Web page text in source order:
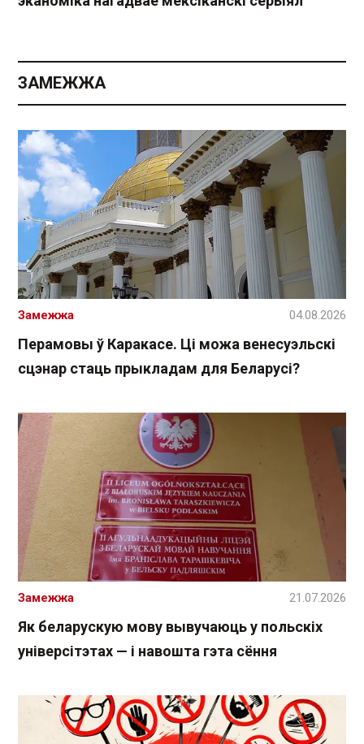
ЗАМЕЖЖА
Перамовы ў Каракасе. Ці можа венесуэльскі
сцэнар стаць прыкладам для Беларусі?
Замежжа 04.08.2026
Як беларускую мову вывучаюць у польскіх
універсітэтах — і навошта гэта сёння
Замежжа 21.07.2026